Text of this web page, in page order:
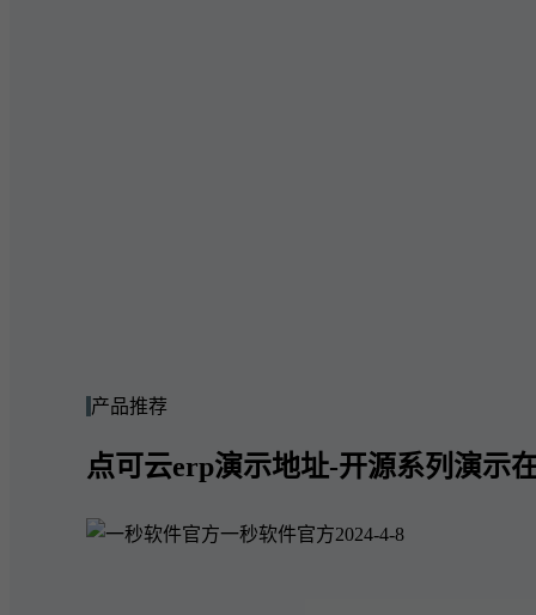
产品推荐
点可云erp演示地址-开源系列演示
一秒软件官方2024-4-8